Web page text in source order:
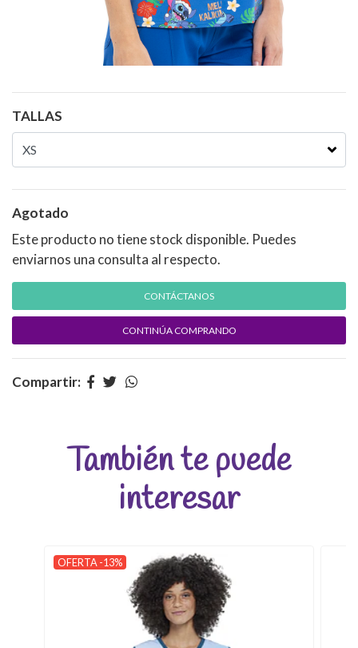
TALLAS
Agotado
Este producto no tiene stock disponible. Puedes
enviarnos una consulta al respecto.
CONTÁCTANOS
CONTINÚA COMPRANDO
Compartir:
También te puede
interesar
OFERTA -13%